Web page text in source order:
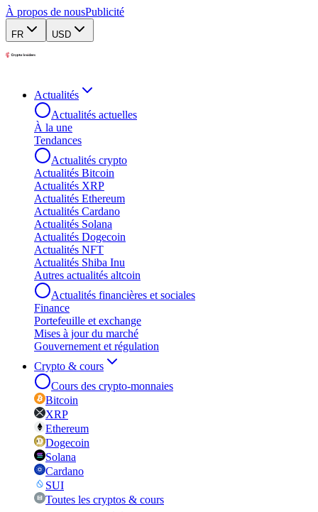
À propos de nousPublicité
FR USD
Actualités
Actualités actuelles
À la une
Tendances
Actualités crypto
Actualités Bitcoin
Actualités XRP
Actualités Ethereum
Actualités Cardano
Actualités Solana
Actualités Dogecoin
Actualités NFT
Actualités Shiba Inu
Autres actualités altcoin
Actualités financières et sociales
Finance
Portefeuille et exchange
Mises à jour du marché
Gouvernement et régulation
Crypto & cours
Cours des crypto-monnaies
Bitcoin
XRP
Ethereum
Dogecoin
Solana
Cardano
SUI
Toutes les cryptos & cours